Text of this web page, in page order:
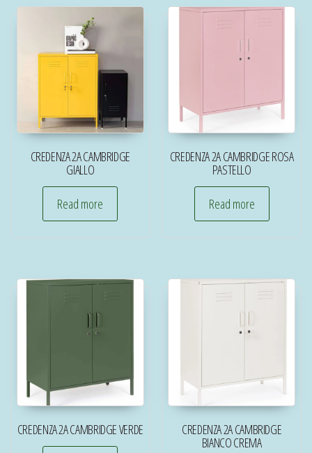
CREDENZA 2A CAMBRIDGE
GIALLO
Read more
CREDENZA 2A CAMBRIDGE ROSA
PASTELLO
Read more
CREDENZA 2A CAMBRIDGE VERDE CREDENZA 2A CAMBRIDGE
BIANCO CREMA